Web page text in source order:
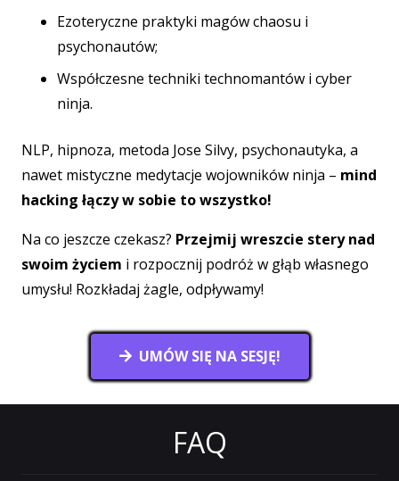
Ezoteryczne praktyki magów chaosu i
psychonautów;
Współczesne techniki technomantów i cyber
ninja.
NLP, hipnoza, metoda Jose Silvy, psychonautyka, a
nawet mistyczne medytacje wojowników ninja – mind
hacking łączy w sobie to wszystko!
Na co jeszcze czekasz? Przejmij wreszcie stery nad
swoim życiem i rozpocznij podróż w głąb własnego
umysłu! Rozkładaj żagle, odpływamy!
UMÓW SIĘ NA SESJĘ!
FAQ